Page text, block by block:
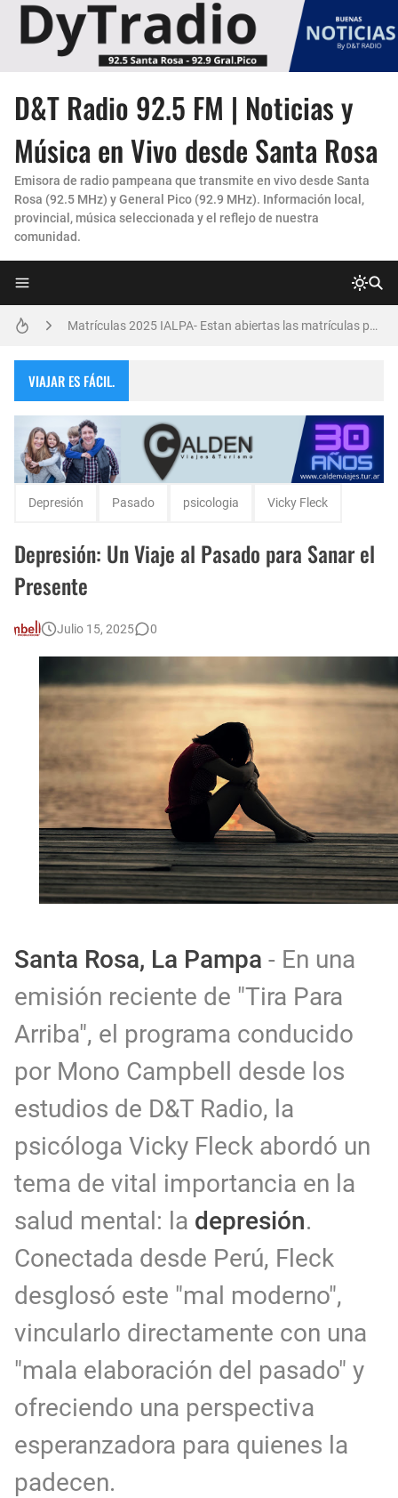
D&T Radio 92.5 FM | Noticias y
Música en Vivo desde Santa Rosa
Emisora de radio pampeana que transmite en vivo desde Santa
Rosa (92.5 MHz) y General Pico (92.9 MHz). Información local,
provincial, música seleccionada y el reflejo de nuestra
comunidad.
La Experiencia "Pampa Adentro" en 4x4:
Un Faro de Cuidado para Nuestros Mayores
Invitación Taller “Padres preparados, hijos con carácter”
Danzas Amanecer sureño en Con Pasión
Vicky Fleck presenta su primer trabajo musical AMENA...
Salud Publica en La Pampa, es cosa seria..
Encuentro de Matrimonios en Toay.
Monte Hermoso, las playas mas cálidas con Norma Abadie.
VIAJAR ES FÁCIL.
Depresión Pasado psicologia Vicky Fleck
Depresión: Un Viaje al Pasado para Sanar el
Presente
Julio 15, 2025 0
Santa Rosa, La Pampa - En una
emisión reciente de "Tira Para
Arriba", el programa conducido
por Mono Campbell desde los
estudios de D&T Radio, la
psicóloga Vicky Fleck abordó un
tema de vital importancia en la
salud mental: la depresión.
Conectada desde Perú, Fleck
desglosó este "mal moderno",
vincularlo directamente con una
"mala elaboración del pasado" y
ofreciendo una perspectiva
esperanzadora para quienes la
padecen.